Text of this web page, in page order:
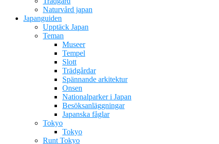
Naturvård japan
Japanguiden
Upptäck Japan
Teman
Museer
Tempel
Slott
Trädgårdar
Spännande arkitektur
Onsen
Nationalparker i Japan
Besöksanläggningar
Japanska fåglar
Tokyo
Tokyo
Runt Tokyo